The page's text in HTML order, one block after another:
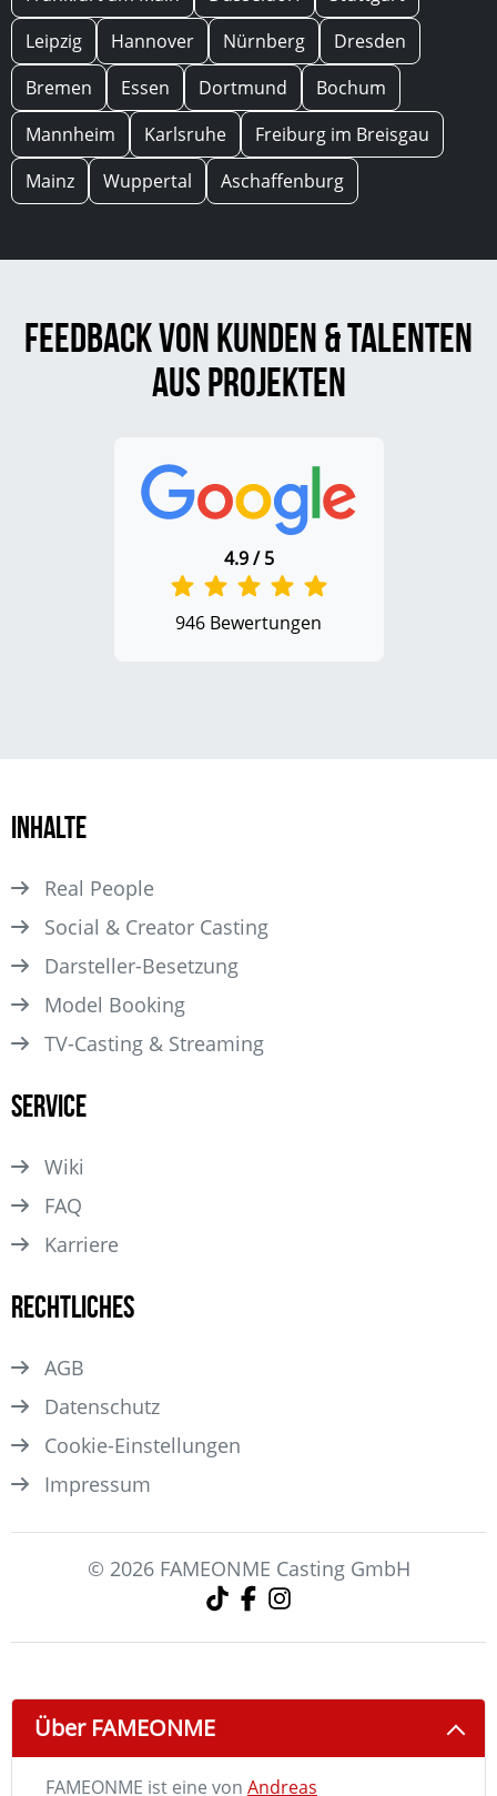
Leipzig
Hannover Nürnberg
Dresden
Bremen
Essen Dortmund
Bochum
Mannheim
Karlsruhe
Freiburg im Breisgau
Mainz
Wuppertal Aschaffenburg
Feedback von Kunden & Talenten
aus Projekten
4.9 / 5
946 Bewertungen
Inhalte
Real People
Social & Creator Casting
Darsteller­-Besetzung
Model Booking
TV-Casting & Streaming
Service
Wiki
FAQ
Karriere
Rechtliches
AGB
Datenschutz
Cookie-Einstellungen
Impressum
© 2026 FAMEONME Casting GmbH
Über FAMEONME
FAMEONME ist eine von Andreas